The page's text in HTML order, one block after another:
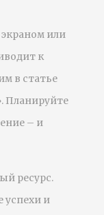
или
к
в статье
Планируйте
– и
ресурс.
успехи и